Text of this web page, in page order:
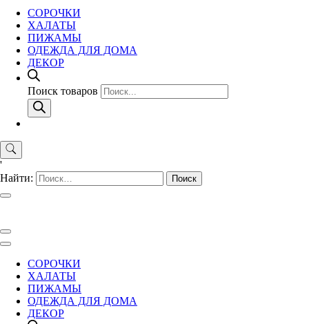
СОРОЧКИ
ХАЛАТЫ
ПИЖАМЫ
ОДЕЖДА ДЛЯ ДОМА
ДЕКОР
Поиск товаров
'
Найти:
СОРОЧКИ
ХАЛАТЫ
ПИЖАМЫ
ОДЕЖДА ДЛЯ ДОМА
ДЕКОР